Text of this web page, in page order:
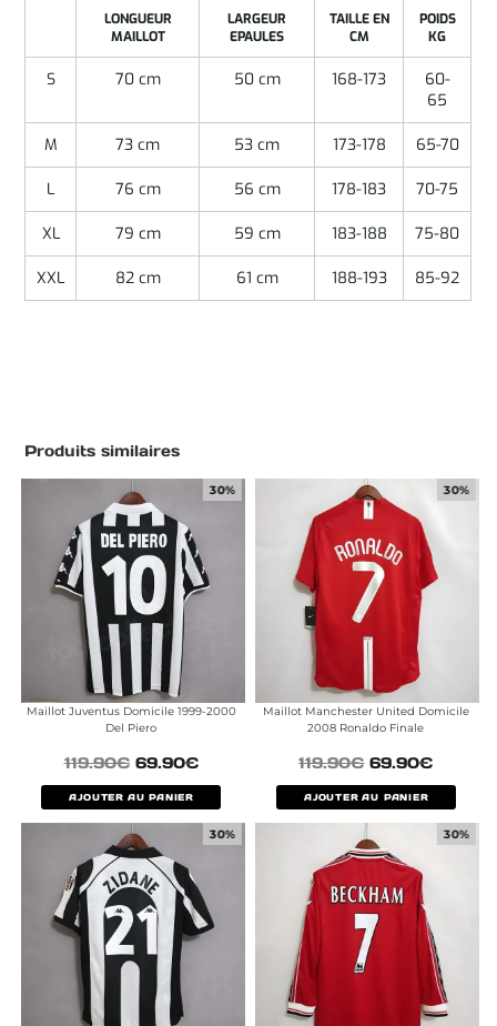
LONGUEUR
MAILLOT
LARGEUR
EPAULES
TAILLE EN
CM
POIDS
KG
S 70 cm 50 cm 168-173
60-
65
M 73 cm 53 cm 173-178 65-70
L 76 cm 56 cm 178-183 70-75
XL 79 cm 59 cm 183-188 75-80
XXL 82 cm 61 cm 188-193 85-92
Produits similaires
30%
Maillot Juventus Domicile 1999-2000
Del Piero
119.90€ 69.90€
AJOUTER AU PANIER
30%
Maillot Manchester United Domicile
2008 Ronaldo Finale
119.90€ 69.90€
AJOUTER AU PANIER
30% 30%